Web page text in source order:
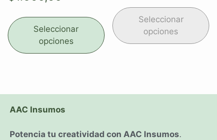
Seleccionar
opciones
Seleccionar
opciones
AAC Insumos
Potencia tu creatividad con AAC Insumos.